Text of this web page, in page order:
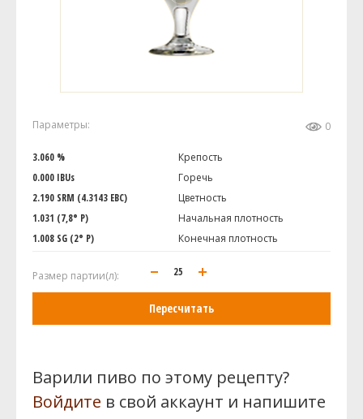
Параметры: 0
3.060 %
Крепость
0.000 IBUs
Горечь
2.190 SRM (4.3143 EBC)
Цветность
1.031 (7,8° P)
Начальная плотность
1.008 SG (2° P)
Конечная плотность
Размер партии(л):
Пересчитать
Варили пиво по этому рецепту?
Войдите в свой аккаунт и напишите